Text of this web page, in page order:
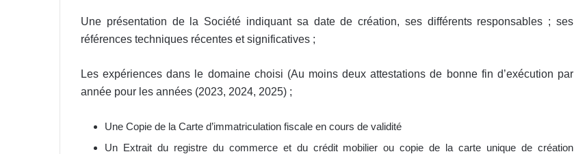
Une présentation de la Société indiquant sa date de création, ses différents responsables ; ses
références techniques récentes et significatives ;
Les expériences dans le domaine choisi (Au moins deux attestations de bonne fin d’exécution par
année pour les années (2023, 2024, 2025) ;
Une Copie de la Carte d’immatriculation fiscale en cours de validité
Un Extrait du registre du commerce et du crédit mobilier ou copie de la carte unique de création